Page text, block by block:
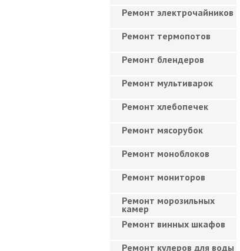
Ремонт электрочайников
Ремонт термопотов
Ремонт блендеров
Ремонт мультиварок
Ремонт хлебопечек
Ремонт мясорубок
Ремонт моноблоков
Ремонт мониторов
Ремонт морозильных
камер
Ремонт винных шкафов
Ремонт кулеров для воды